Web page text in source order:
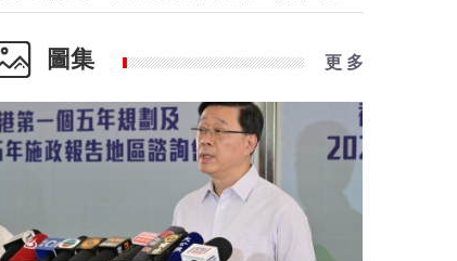
圖集 更 多